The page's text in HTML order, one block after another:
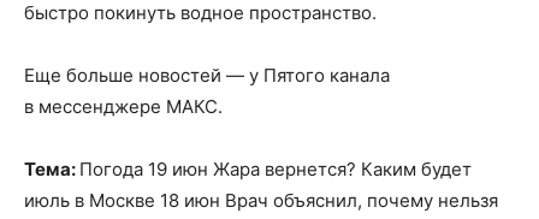
быстро покинуть водное пространство.
Еще больше новостей — у Пятого канала
в мессенджере МАКС.
Тема: Погода 19 июн Жара вернется? Каким будет
июль в Москве 18 июн Врач объяснил, почему нельзя